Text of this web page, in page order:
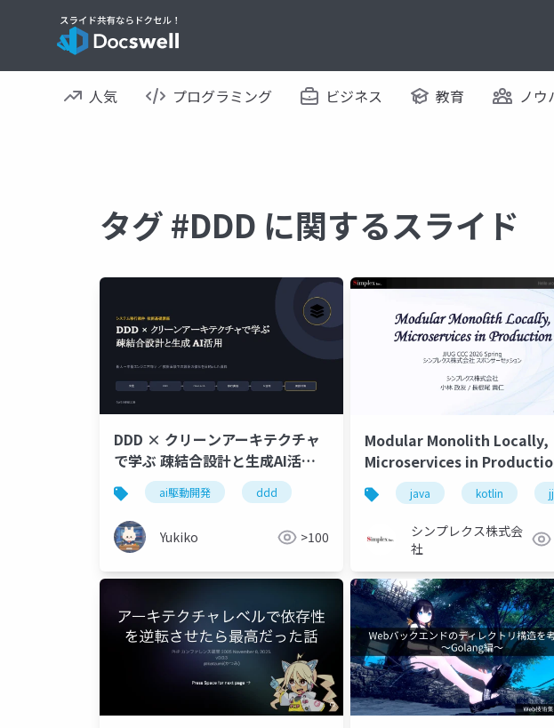
人気 プログラミング ビジネス 教育 ノウ
タグ #DDD に関するスライド
DDD × クリーンアーキテクチャ
で学ぶ 疎結合設計と生成AI活用
(20260801).pptx
ai駆動開発 ddd
Yukiko >100
Modular Monolith Locally,
Microservices in
java kotlin
シンプレクス株式会
社